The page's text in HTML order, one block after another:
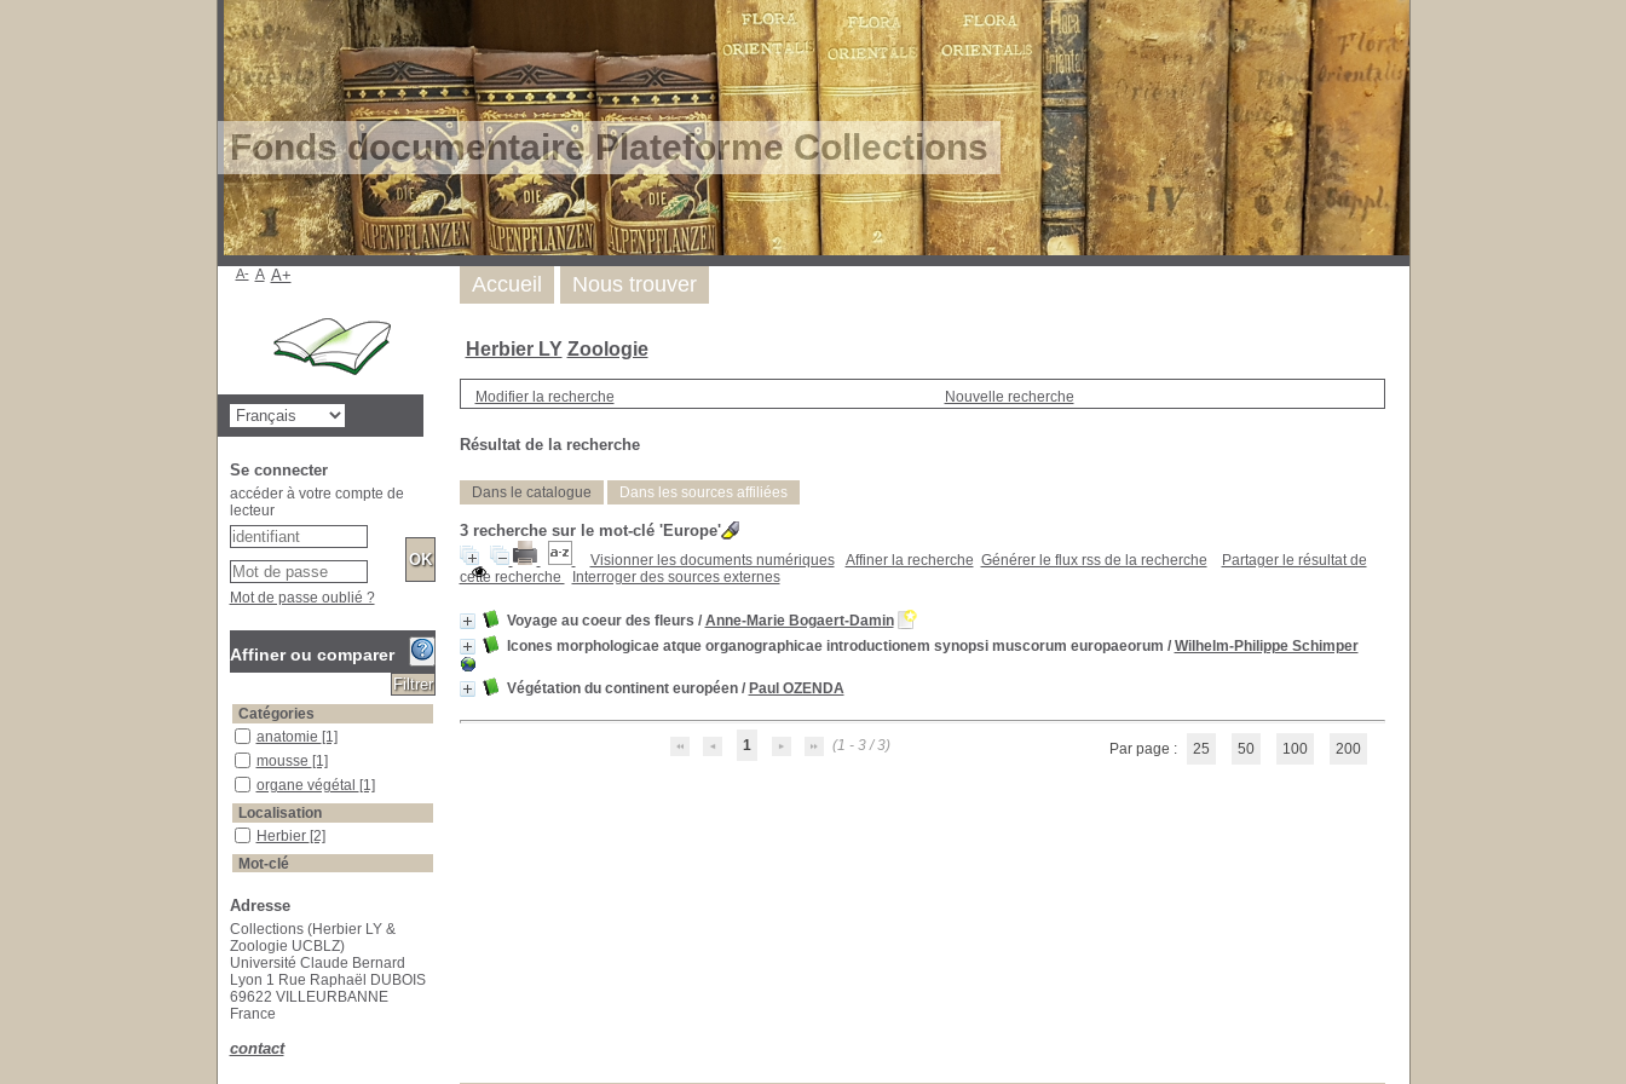
Fonds documentaire Plateforme Collections
Herbier LY Zoologie
Modifier la recherche Nouvelle recherche
Résultat de la recherche
Dans le catalogue Dans les sources affiliées
3recherche sur le mot-clé 'Europe'
Visionner les documents numériques Affiner la recherche Générer le flux rss de la recherche
Partager le résultat de
cette recherche
Interroger des sources externes
Voyage au coeur des fleurs / Anne-Marie Bogaert-Damin
Icones morphologicae atque organographicae introductionem synopsi muscorum europaeorum / Wilhelm-Philippe Schimper
Végétation du continent européen/ Paul OZENDA
1 (1 - 3 / 3) Par page : 25 50 100 200
Accueil Nous trouver
A- A A+
Se connecter
accéder à votre compte de
lecteur
Mot de passe oublié ?
Affiner ou comparer
Catégories
anatomie
anatomie [1]
mousse
mousse [1]
organe végétal
organe végétal [1]
Localisation
HerbierHerbier [2]
Mot-clé
19e siècle
19e siècle
Bibliothèque universitaire Moretus Plantin
Bibliothèque universitaire
Moretus Plantin
Botanique
Botanique[1]
Catalogues
Catalogues[1]
Écologie végétale
Écologie végétale
Histoire
Histoire
Adresse
Collections (Herbier LY &
Zoologie UCBLZ)
Université Claude Bernard
Lyon 1 Rue Raphaël DUBOIS
69622 VILLEURBANNE
France
contact